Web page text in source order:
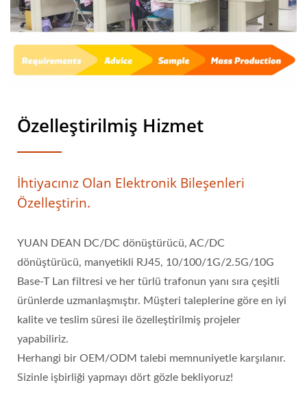
Özelleştirilmiş Hizmet
İhtiyacınız Olan Elektronik Bileşenleri
Özelleştirin.
YUAN DEAN DC/DC dönüştürücü, AC/DC
dönüştürücü, manyetikli RJ45, 10/100/1G/2.5G/10G
Base-T Lan filtresi ve her türlü trafonun yanı sıra çeşitli
ürünlerde uzmanlaşmıştır. Müşteri taleplerine göre en iyi
kalite ve teslim süresi ile özelleştirilmiş projeler
yapabiliriz.
Herhangi bir OEM/ODM talebi memnuniyetle karşılanır.
Sizinle işbirliği yapmayı dört gözle bekliyoruz!